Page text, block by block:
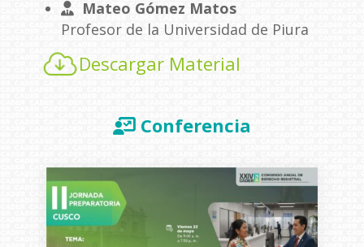
Mateo Gómez Matos
Profesor de la Universidad de Piura
Descargar Material
Conferencia